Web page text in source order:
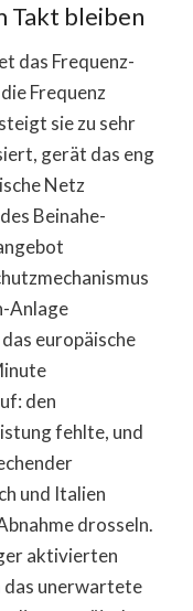
Takt bleiben
das Frequenz-
Frequenz
sie zu sehr
gerät das eng
Netz
Beinahe-
Anlage
europäische
den
fehlte, und
und Italien
drosseln.
aktivierten
unerwartete